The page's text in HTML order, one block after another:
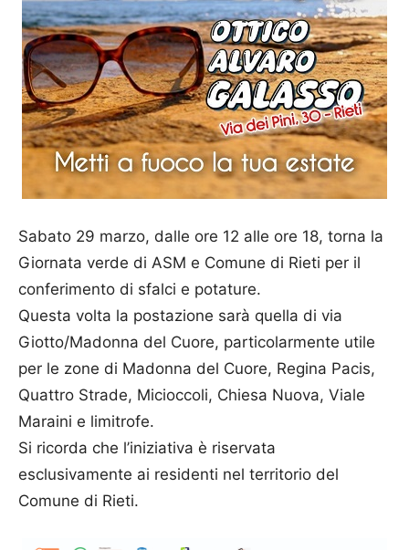
Sabato 29 marzo, dalle ore 12 alle ore 18, torna la
Giornata verde di ASM e Comune di Rieti per il
conferimento di sfalci e potature.
Questa volta la postazione sarà quella di via
Giotto/Madonna del Cuore, particolarmente utile
per le zone di Madonna del Cuore, Regina Pacis,
Quattro Strade, Micioccoli, Chiesa Nuova, Viale
Maraini e limitrofe.
Si ricorda che l’iniziativa è riservata
esclusivamente ai residenti nel territorio del
Comune di Rieti.